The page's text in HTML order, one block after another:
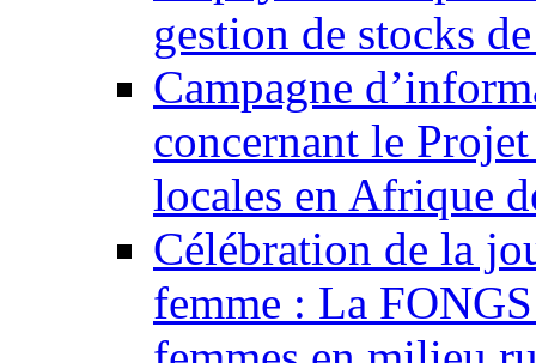
gestion de stocks
Campagne
concernant le
locales en Afrique
Célébration de la
femme : La